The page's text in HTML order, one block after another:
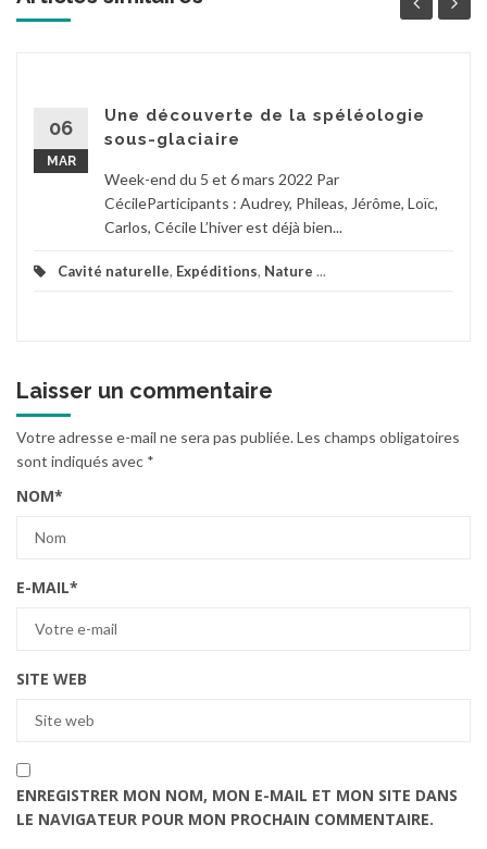
06
MAR
Une découverte de la spéléologie
sous-glaciaire
Week-end du 5 et 6 mars 2022 Par
CécileParticipants : Audrey, Phileas, Jérôme, Loïc,
Carlos, Cécile L’hiver est déjà bien...
Cavité naturelle, Expéditions, Nature ...
Laisser un commentaire
Votre adresse e-mail ne sera pas publiée.Les champs obligatoires
sont indiqués avec *
NOM*
E-MAIL*
SITE WEB
ENREGISTRER MON NOM, MON E-MAIL ET MON SITE DANS
LE NAVIGATEUR POUR MON PROCHAIN COMMENTAIRE.